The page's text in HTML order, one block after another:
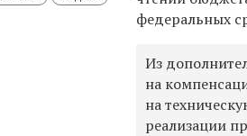
федеральных
Из
на
на
реализации